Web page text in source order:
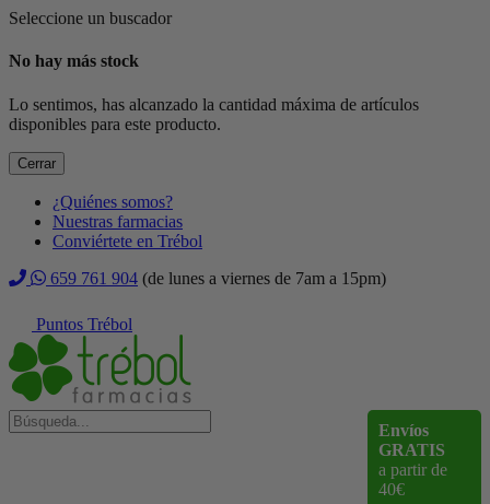
Seleccione un buscador
No hay más stock
Lo sentimos, has alcanzado la cantidad máxima de artículos
disponibles para este producto.
Cerrar
¿Quiénes somos?
Nuestras farmacias
Conviértete en Trébol
659 761 904 (de lunes a viernes de 7am a 15pm)
Puntos Trébol
Envíos
GRATIS
a partir de
40€